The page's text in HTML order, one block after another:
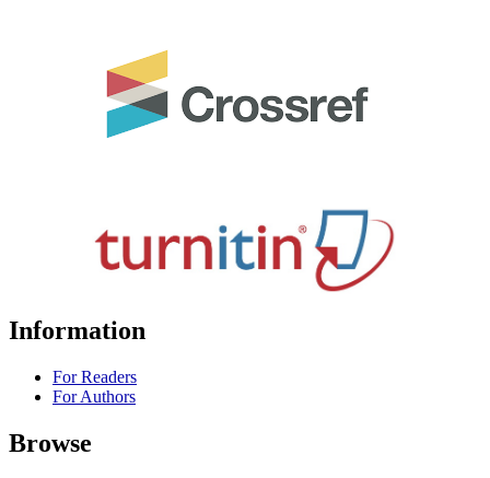
Information
For Readers
For Authors
Browse